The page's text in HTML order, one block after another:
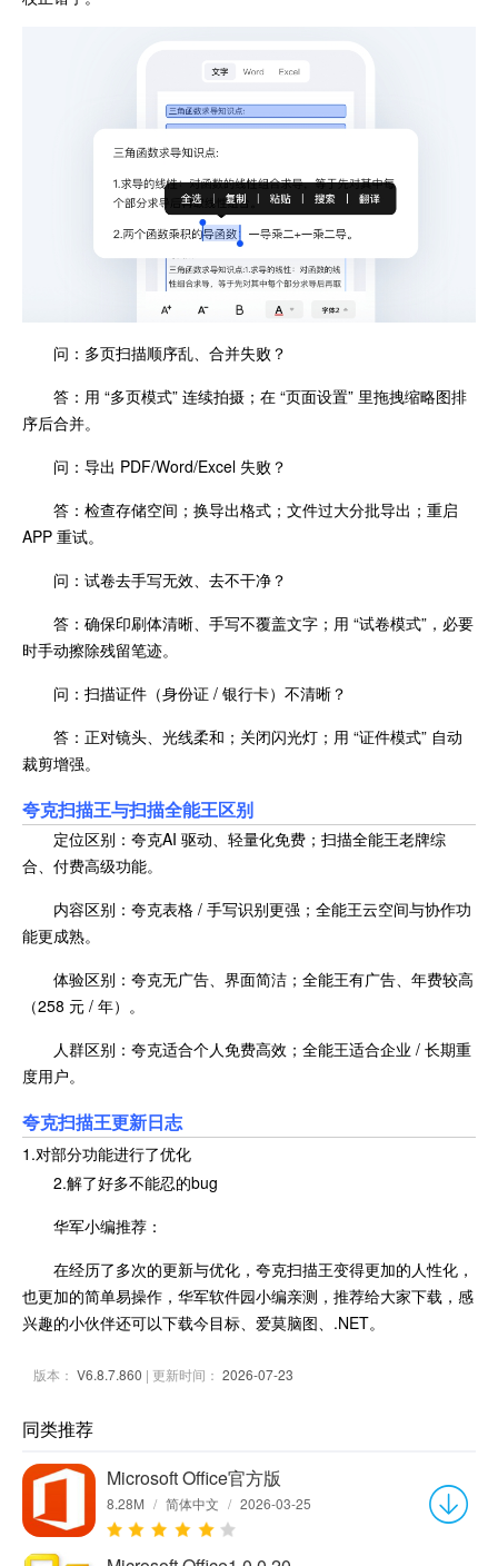
问：多页扫描顺序乱、合并失败？
答：用 “多页模式” 连续拍摄；在 “页面设置” 里拖拽缩略图排
序后合并。
问：导出 PDF/Word/Excel 失败？
答：检查存储空间；换导出格式；文件过大分批导出；重启
APP 重试。
问：试卷去手写无效、去不干净？
答：确保印刷体清晰、手写不覆盖文字；用 “试卷模式”，必要
时手动擦除残留笔迹。
问：扫描证件（身份证 / 银行卡）不清晰？
答：正对镜头、光线柔和；关闭闪光灯；用 “证件模式” 自动
裁剪增强。
夸克扫描王与扫描全能王区别
定位区别：夸克AI 驱动、轻量化免费；扫描全能王老牌综
合、付费高级功能。
内容区别：夸克表格 / 手写识别更强；全能王云空间与协作功
能更成熟。
体验区别：夸克无广告、界面简洁；全能王有广告、年费较高
（258 元 / 年）。
人群区别：夸克适合个人免费高效；全能王适合企业 / 长期重
度用户。
夸克扫描王更新日志
1.对部分功能进行了优化
2.解了好多不能忍的bug
华军小编推荐：
在经历了多次的更新与优化，夸克扫描王变得更加的人性化，
也更加的简单易操作，华军软件园小编亲测，推荐给大家下载，感
兴趣的小伙伴还可以下载今目标、爱莫脑图、.NET。
版本： V6.8.7.860 | 更新时间： 2026-07-23
同类推荐
Microsoft Office官方版
8.28M / 简体中文 / 2026-03-25